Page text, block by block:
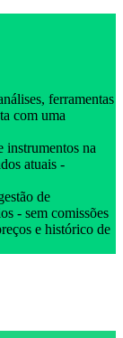
ferramentas
com uma
instrumentos na
atuais -
de
- sem comissões
e histórico de